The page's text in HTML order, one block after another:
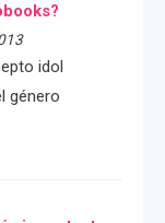
idol
género